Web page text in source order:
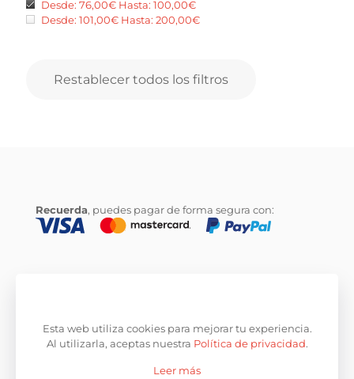
Desde: 76,00€ Hasta: 100,00€
Desde: 101,00€ Hasta: 200,00€
Restablecer todos los filtros
Recuerda, puedes pagar de forma segura con:
Esta web utiliza cookies para mejorar tu experiencia.
Al utilizarla, aceptas nuestra Política de privacidad.
Leer más